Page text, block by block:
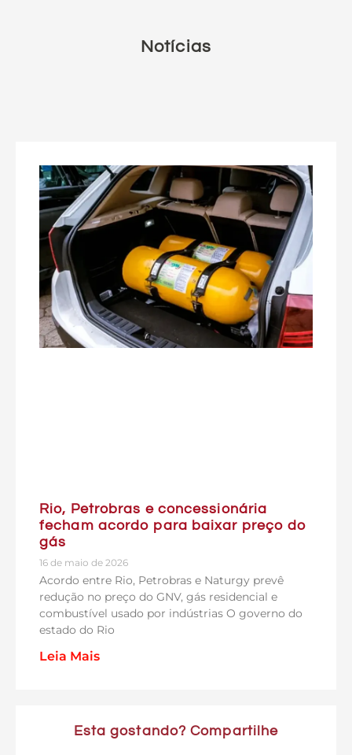
Notícias
Rio, Petrobras e concessionária
fecham acordo para baixar preço do
gás
16 de maio de 2026
Acordo entre Rio, Petrobras e Naturgy prevê
redução no preço do GNV, gás residencial e
combustível usado por indústrias O governo do
estado do Rio
Leia Mais
Esta gostando? Compartilhe